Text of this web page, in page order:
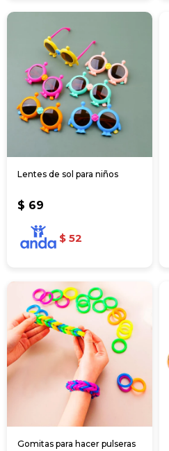
Lentes de sol para niños
$ 69
$ 52
Gomitas para hacer pulseras